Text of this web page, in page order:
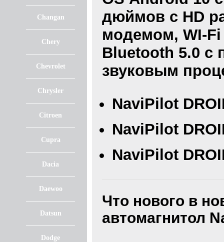
Changan
Chery
Chevrolet
Chrysler
Citroen
Cupra
Dacia
Daewoo
Datsun
Dodge
дюймов с HD
модемом, WI-Fi
Bluetooth 5.0 с
звуковым
NaviPilot
NaviPilot
NaviPilot
Что нового в
автомагнитол